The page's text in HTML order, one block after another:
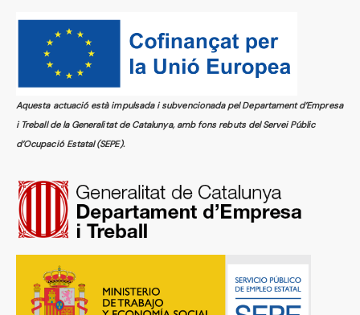
Aquesta actuació està impulsada i subvencionada pel Departament d’Empresa
i Treball de la Generalitat de Catalunya, amb fons rebuts del Servei Públic
d’Ocupació Estatal (SEPE).